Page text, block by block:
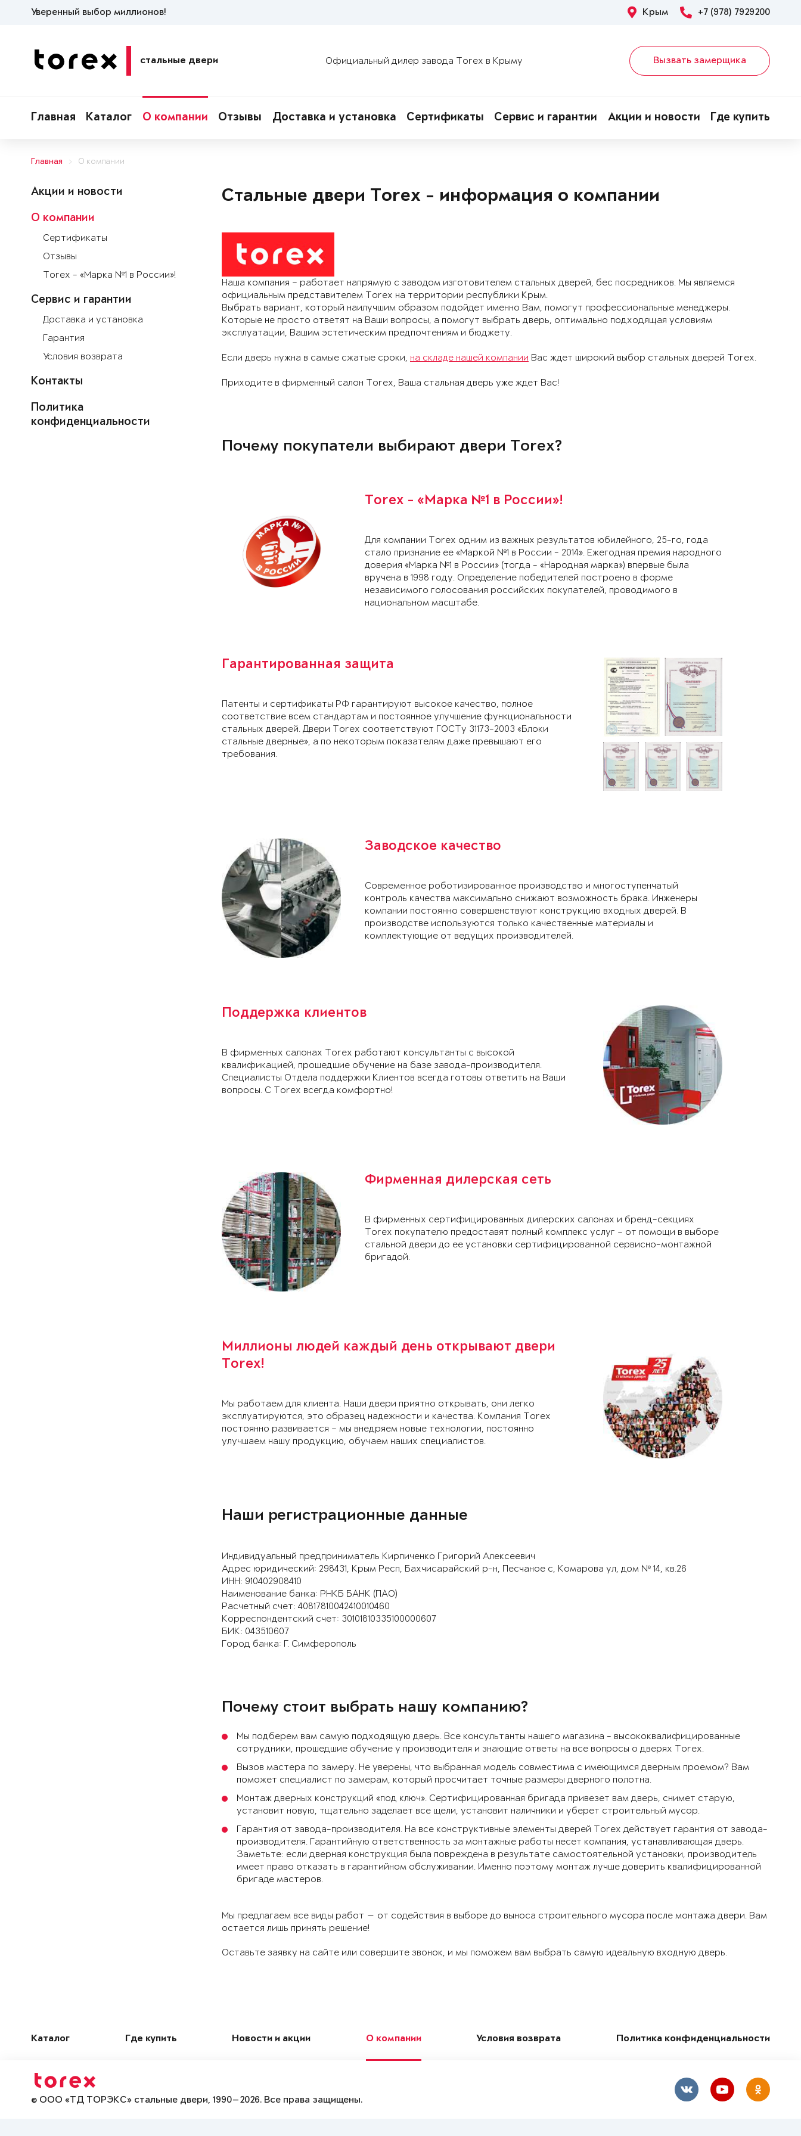
Уверенный выбор миллионов! Крым +7 (978) 7929200
стальные двери Официальный дилер завода Torex в Крыму Вызвать замерщика
Главная Каталог О компании Отзывы Доставка и установка Сертификаты Сервис и гарантии Акции и новости Где купить
Главная О компании
Акции и новости
О компании
Сертификаты
Отзывы
Torex - «Марка №1 в России»!
Сервис и гарантии
Доставка и установка
Гарантия
Условия возврата
Контакты
Политика
конфиденциальности
Стальные двери Torex - информация о компании
Наша компания – работает напрямую с заводом изготовителем стальных дверей, бес посредников. Мы являемся
официальным представителем Torex на территории республики Крым.
Выбрать вариант, который наилучшим образом подойдет именно Вам, помогут профессиональные менеджеры.
Которые не просто ответят на Ваши вопросы, а помогут выбрать дверь, оптимально подходящая условиям
эксплуатации, Вашим эстетическим предпочтениям и бюджету.
Если дверь нужна в самые сжатые сроки, на складе нашей компании Вас ждет широкий выбор стальных дверей Torex.
Приходите в фирменный салон Torex, Ваша стальная дверь уже ждет Вас!
Почему покупатели выбирают двери Torex?
Torex - «Марка №1 в России»!
Для компании Torex одним из важных результатов юбилейного, 25-го, года
стало признание ее «Маркой №1 в России - 2014». Ежегодная премия народного
доверия «Марка №1 в России» (тогда - «Народная марка») впервые была
вручена в 1998 году. Определение победителей построено в форме
независимого голосования российских покупателей, проводимого в
национальном масштабе.
Гарантированная защита
Патенты и сертификаты РФ гарантируют высокое качество, полное
соответствие всем стандартам и постоянное улучшение функциональности
стальных дверей. Двери Torex соответствуют ГОСТу 31173-2003 «Блоки
стальные дверные», а по некоторым показателям даже превышают его
требования.
Заводское качество
Современное роботизированное производство и многоступенчатый
контроль качества максимально снижают возможность брака. Инженеры
компании постоянно совершенствуют конструкцию входных дверей. В
производстве используются только качественные материалы и
комплектующие от ведущих производителей.
Поддержка клиентов
В фирменных салонах Torex работают консультанты с высокой
квалификацией, прошедшие обучение на базе завода-производителя.
Специалисты Отдела поддержки Клиентов всегда готовы ответить на Ваши
вопросы. С Torex всегда комфортно!
Фирменная дилерская сеть
В фирменных сертифицированных дилерских салонах и бренд-секциях
Torex покупателю предоставят полный комплекс услуг – от помощи в выборе
стальной двери до ее установки сертифицированной сервисно-монтажной
бригадой.
Миллионы людей каждый день открывают двери
Torex!
Мы работаем для клиента. Наши двери приятно открывать, они легко
эксплуатируются, это образец надежности и качества. Компания Torex
постоянно развивается – мы внедряем новые технологии, постоянно
улучшаем нашу продукцию, обучаем наших специалистов.
Наши регистрационные данные
Индивидуальный предприниматель Кирпиченко Григорий Алексеевич
Адрес юридический: 298431, Крым Респ, Бахчисарайский р-н, Песчаное с, Комарова ул, дом № 14, кв.26
ИНН: 910402908410
Наименование банка: РНКБ БАНК (ПАО)
Расчетный счет: 40817810042410010460
Корреспондентский счет: 30101810335100000607
БИК: 043510607
Город банка: Г. Симферополь
Почему стоит выбрать нашу компанию?
Мы подберем вам самую подходящую дверь. Все консультанты нашего магазина - высококвалифицированные
сотрудники, прошедшие обучение у производителя и знающие ответы на все вопросы о дверях Torex.
Вызов мастера по замеру. Не уверены, что выбранная модель совместима с имеющимся дверным проемом? Вам
поможет специалист по замерам, который просчитает точные размеры дверного полотна.
Монтаж дверных конструкций «под ключ». Сертифицированная бригада привезет вам дверь, снимет старую,
установит новую, тщательно заделает все щели, установит наличники и уберет строительный мусор.
Гарантия от завода-производителя. На все конструктивные элементы дверей Torex действует гарантия от завода-
производителя. Гарантийную ответственность за монтажные работы несет компания, устанавливающая дверь.
Заметьте: если дверная конструкция была повреждена в результате самостоятельной установки, производитель
имеет право отказать в гарантийном обслуживании. Именно поэтому монтаж лучше доверить квалифицированной
бригаде мастеров.
Мы предлагаем все виды работ — от содействия в выборе до выноса строительного мусора после монтажа двери. Вам
остается лишь принять решение!
Оставьте заявку на сайте или совершите звонок, и мы поможем вам выбрать самую идеальную входную дверь.
Каталог Где купить Новости и акции О компании Условия возврата Политика конфиденциальности
© ООО «ТД ТОРЭКС» стальные двери, 1990—2026. Все права защищены.